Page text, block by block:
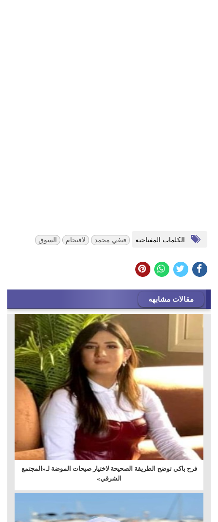
الكلمات المفتاحية فيفي محمد لاقتحام السوق
مقالات مشابهه
فرح باكي توضح الطريقة الصحيحة لاختيار صيحات الموضة لـ«المجتمع
الشرقي»